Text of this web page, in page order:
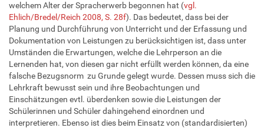
welchem Alter der Spracherwerb begonnen hat (vgl.
Ehlich/Bredel/Reich 2008, S. 28f). Das bedeutet, dass bei der
Planung und Durchführung von Unterricht und der Erfassung und
Dokumentation von Leistungen zu berücksichtigen ist, dass unter
Umständen die Erwartungen, welche die Lehrperson an die
Lernenden hat, von diesen gar nicht erfüllt werden können, da eine
falsche Bezugsnorm zu Grunde gelegt wurde. Dessen muss sich die
Lehrkraft bewusst sein und ihre Beobachtungen und
Einschätzungen evtl. überdenken sowie die Leistungen der
Schülerinnen und Schüler dahingehend einordnen und
interpretieren. Ebenso ist dies beim Einsatz von (standardisierten)